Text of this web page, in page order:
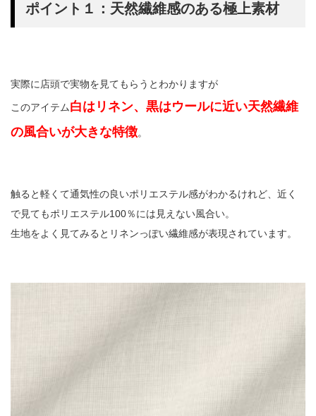
ポイント１：天然繊維感のある極上素材
実際に店頭で実物を見てもらうとわかりますが
このアイテム白はリネン、黒はウールに近い天然繊維
の風合いが大きな特徴。
触ると軽くて通気性の良いポリエステル感がわかるけれど、近く
で見てもポリエステル100％には見えない風合い。
生地をよく見てみるとリネンっぽい繊維感が表現されています。